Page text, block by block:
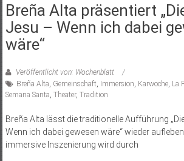
Breña Alta präsentiert
Jesu – Wenn ich dabei
wäre“
Veröffentlicht von: Wochenblatt
Breña Alta Gemeinschaft Immersion Karwoche, La
Semana Santa Theater, Tradition
Breña Alta lässt die traditionelle Aufführung
Wenn ich dabei gewesen wäre“ wieder
immersive Inszenierung wird durch